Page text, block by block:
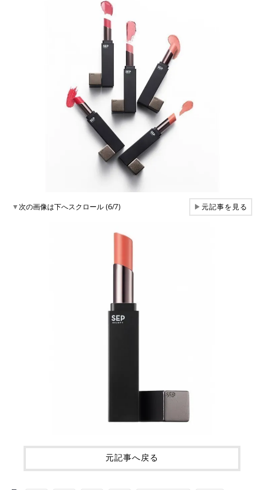
▼次の画像は下へスクロール (6/7) ▶元記事を見る
元記事へ戻る